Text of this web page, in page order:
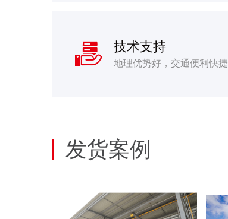
 技术支持
地理优势好，交通便利快捷
发货案例